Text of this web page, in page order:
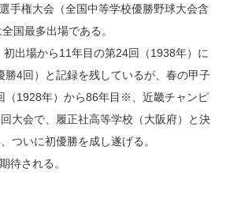
手権大会（全国中等学校優勝野球大会含
国最多出場である。
出場から11年目の第24回（1938年）に
勝4回）と記録を残しているが、春の甲子
（1928年）から86年目※、近畿チャンピ
大会で、履正社高等学校（大阪府）と決
ついに初優勝を成し遂げる。
待される。